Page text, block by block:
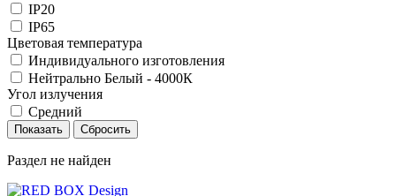
IP20
IP65
Цветовая температура
Индивидуального изготовления
Нейтрально Белый - 4000К
Угол излучения
Средний
Раздел не найден